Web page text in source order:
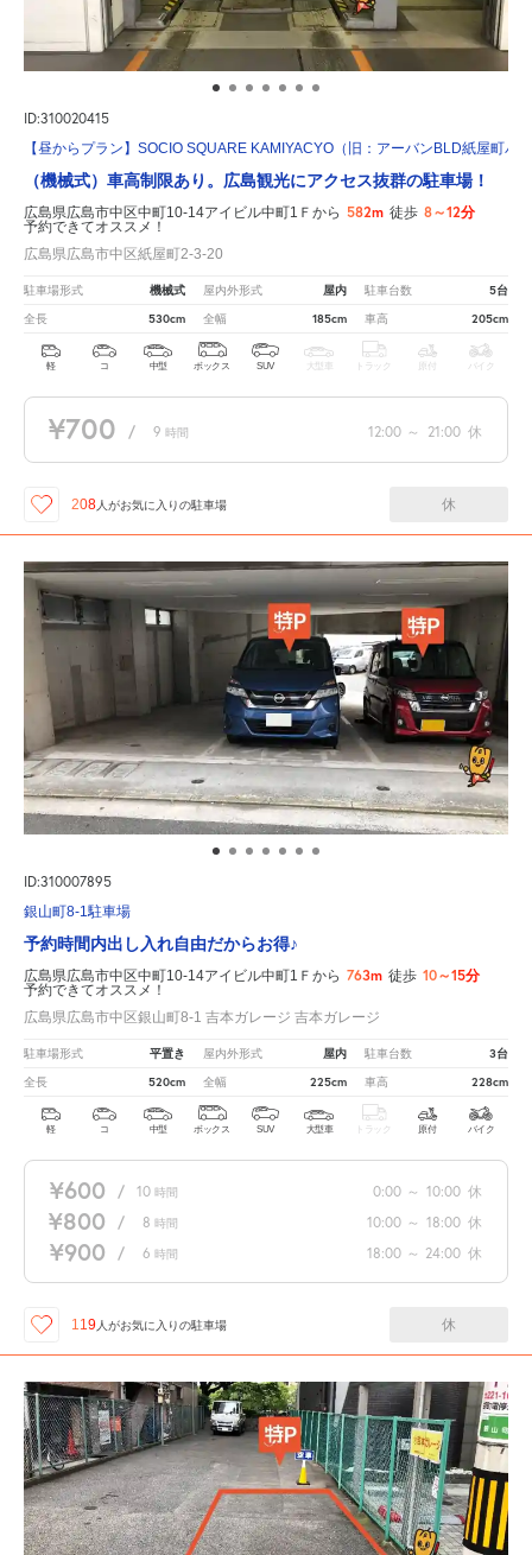
ID:310020415
【昼からプラン】SOCIO SQUARE KAMIYACYO（旧：アーバンBLD紙屋町パ
（機械式）車高制限あり。広島観光にアクセス抜群の駐車場！
広島県広島市中区中町10-14アイビル中町1Ｆから 582m 徒歩 8～12分
予約できてオススメ！
広島県広島市中区紙屋町2-3-20
駐車場形式 機械式 屋内外形式 屋内 駐車台数 5台
全長 530cm 全幅 185cm 車高 205cm
軽 コ 中型 ボックス SUV 大型車 トラック 原付 バイク
¥700 / 9 時間 12:00 ～ 21:00 休
208人がお気に入りの駐車場 休
ID:310007895
銀山町8-1駐車場
予約時間内出し入れ自由だからお得♪
広島県広島市中区中町10-14アイビル中町1Ｆから 763m 徒歩 10～15分
予約できてオススメ！
広島県広島市中区銀山町8-1 吉本ガレージ 吉本ガレージ
駐車場形式 平置き 屋内外形式 屋内 駐車台数 3台
全長 520cm 全幅 225cm 車高 228cm
軽 コ 中型 ボックス SUV 大型車 トラック 原付 バイク
¥600 / 10 時間 0:00 ～ 10:00 休
¥800 / 8 時間 10:00 ～ 18:00 休
¥900 / 6 時間 18:00 ～ 24:00 休
119人がお気に入りの駐車場 休